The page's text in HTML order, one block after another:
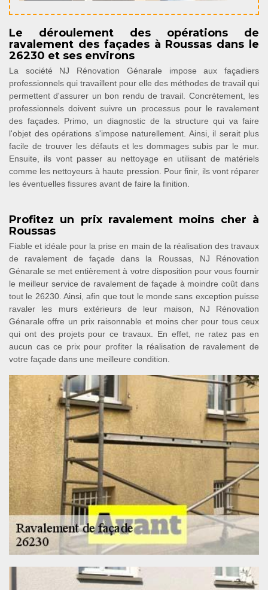
Le déroulement des opérations de
ravalement des façades à Roussas dans le
26230 et ses environs
La société NJ Rénovation Génarale impose aux façadiers
professionnels qui travaillent pour elle des méthodes de travail qui
permettent d'assurer un bon rendu de travail. Concrètement, les
professionnels doivent suivre un processus pour le ravalement
des façades. Primo, un diagnostic de la structure qui va faire
l'objet des opérations s'impose naturellement. Ainsi, il serait plus
facile de trouver les défauts et les dommages subis par le mur.
Ensuite, ils vont passer au nettoyage en utilisant de matériels
comme les nettoyeurs à haute pression. Pour finir, ils vont réparer
les éventuelles fissures avant de faire la finition.
Profitez un prix ravalement moins cher à
Roussas
Fiable et idéale pour la prise en main de la réalisation des travaux
de ravalement de façade dans la Roussas, NJ Rénovation
Génarale se met entièrement à votre disposition pour vous fournir
le meilleur service de ravalement de façade à moindre coût dans
tout le 26230. Ainsi, afin que tout le monde sans exception puisse
ravaler les murs extérieurs de leur maison, NJ Rénovation
Génarale offre un prix raisonnable et moins cher pour tous ceux
qui ont des projets pour ce travaux. En effet, ne ratez pas en
aucun cas ce prix pour profiter la réalisation de ravalement de
votre façade dans une meilleure condition.